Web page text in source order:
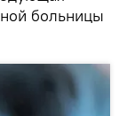
больницы